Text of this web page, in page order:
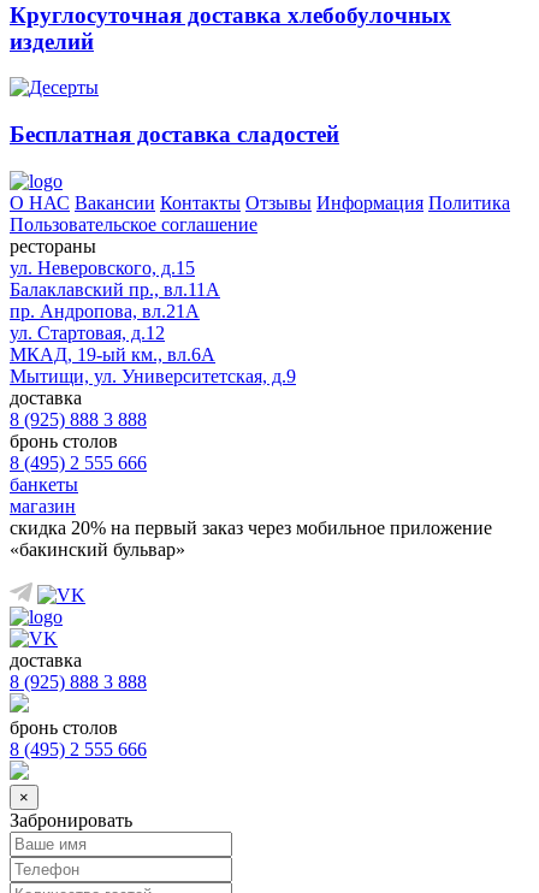
Круглосуточная доставка хлебобулочных
изделий
Бесплатная доставка сладостей
О НАС Вакансии Контакты Отзывы Информация Политика
Пользовательское соглашение
рестораны
ул. Неверовского, д.15
Балаклавский пр., вл.11А
пр. Андропова, вл.21А
ул. Стартовая, д.12
МКАД, 19-ый км., вл.6А
Мытищи, ул. Университетская, д.9
доставка
8 (925) 888 3 888
бронь столов
8 (495) 2 555 666
банкеты
магазин
скидка 20% на первый заказ через мобильное приложение
«бакинский бульвар»
доставка
8 (925) 888 3 888
бронь столов
8 (495) 2 555 666
×
Забронировать